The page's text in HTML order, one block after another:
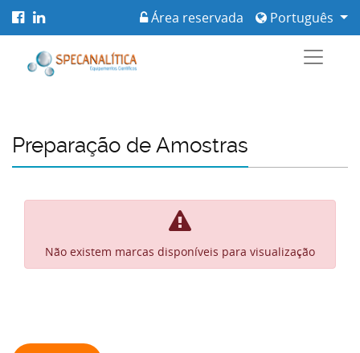
Português
Área reservada
Preparação de Amostras
Não existem marcas disponíveis para visualização